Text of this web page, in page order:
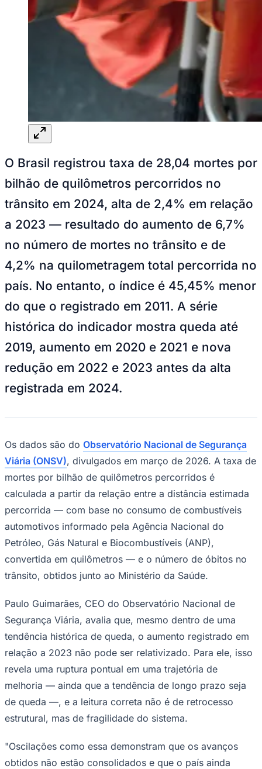
Anuncie Regional
Guia de Empresas
Vagas na Região
Novo
Hub de Negócios
Panorama Econômico
Panorama Econômico
Para Sua Empresa
Anuncie no Portal
Verificar EmpresaNovo
Anunciar Vagas
Novo
Publicidade Legal
NBA
NFL
Fórmula 1
UFC
Tênis (ATP)
MLB
NHL
Atletismo
Vôlei
NBB
Competições de Futebol
Brasileirão Série A
Brasileirão Série B
Copa do Brasil
Copa América
Champions League
Premier League
La Liga
Bundesliga
Mundial 2026
O Brasil registrou taxa de 28,04 mortes por
bilhão de quilômetros percorridos no
trânsito em 2024, alta de 2,4% em relação
a 2023 — resultado do aumento de 6,7%
no número de mortes no trânsito e de
4,2% na quilometragem total percorrida no
país. No entanto, o índice é 45,45% menor
do que o registrado em 2011. A série
histórica do indicador mostra queda até
2019, aumento em 2020 e 2021 e nova
redução em 2022 e 2023 antes da alta
registrada em 2024.
Os dados são do Observatório Nacional de Segurança
Viária (ONSV), divulgados em março de 2026. A taxa de
mortes por bilhão de quilômetros percorridos é
calculada a partir da relação entre a distância estimada
percorrida — com base no consumo de combustíveis
automotivos informado pela Agência Nacional do
Petróleo, Gás Natural e Biocombustíveis (ANP),
convertida em quilômetros — e o número de óbitos no
trânsito, obtidos junto ao Ministério da Saúde.
Paulo Guimarães, CEO do Observatório Nacional de
Segurança Viária, avalia que, mesmo dentro de uma
tendência histórica de queda, o aumento registrado em
relação a 2023 não pode ser relativizado. Para ele, isso
revela uma ruptura pontual em uma trajetória de
melhoria — ainda que a tendência de longo prazo seja
de queda —, e a leitura correta não é de retrocesso
estrutural, mas de fragilidade do sistema.
"Oscilações como essa demonstram que os avanços
obtidos não estão consolidados e que o país ainda